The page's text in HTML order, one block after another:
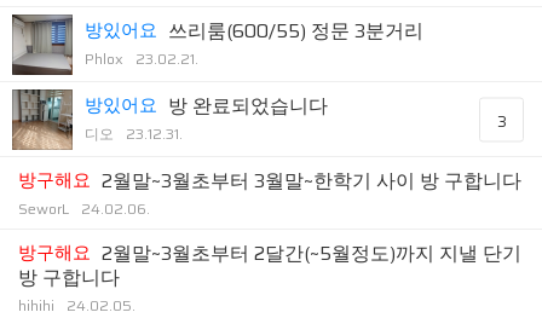
방있어요 쓰리룸(600/55) 정문 3분거리
Phlox 23.02.21.
방있어요 방 완료되었습니다
디오 23.12.31. 3
방구해요 2월말~3월초부터 3월말~한학기 사이 방 구합니다
SeworL 24.02.06.
방구해요 2월말~3월초부터 2달간(~5월정도)까지 지낼 단기
방 구합니다
hihihi 24.02.05.